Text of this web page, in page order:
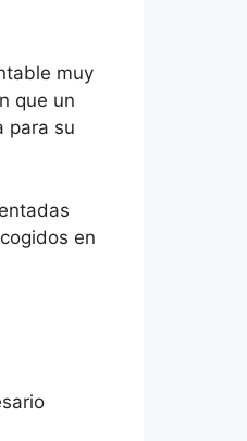
muy
que un
para su
en